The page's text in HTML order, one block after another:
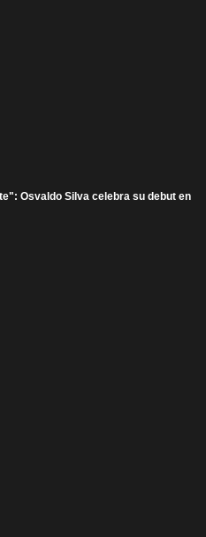
Osvaldo Silva celebra su debut en